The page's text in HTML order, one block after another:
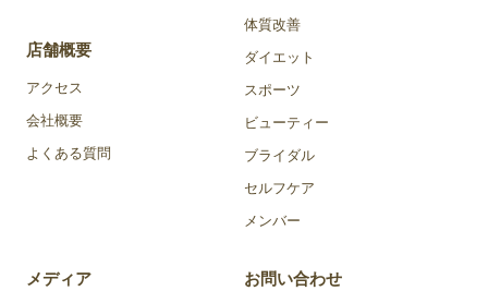
店舗概要
アクセス
会社概要
よくある質問
体質改善
ダイエット
スポーツ
ビューティー
ブライダル
セルフケア
メンバー
メディア お問い合わせ